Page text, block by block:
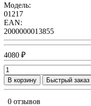
Модель:
01217
EAN:
2000000013855
4080 ₽
В корзину Быстрый заказ
0 отзывов